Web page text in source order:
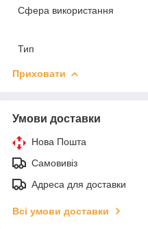
Сфера використання
Тип
Приховати
Умови доставки
Нова Пошта
Самовивіз
Адреса для доставки
Всі умови доставки